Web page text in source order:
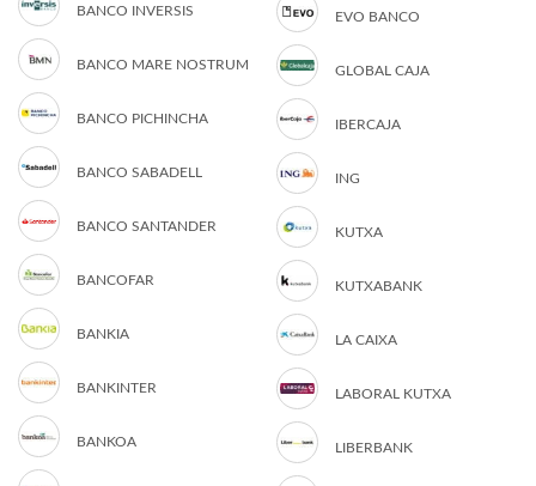
BANCO INVERSIS
BANCO MARE NOSTRUM
BANCO PICHINCHA
BANCO SABADELL
BANCO SANTANDER
BANCOFAR
BANKIA
BANKINTER
BANKOA
EVO BANCO
GLOBAL CAJA
IBERCAJA
ING
KUTXA
KUTXABANK
LA CAIXA
LABORAL KUTXA
LIBERBANK